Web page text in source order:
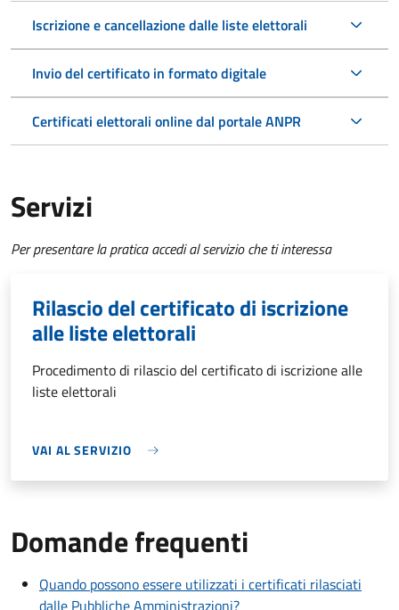
Iscrizione e cancellazione dalle liste elettorali
Invio del certificato in formato digitale
Certificati elettorali online dal portale ANPR
Servizi
Per presentare la pratica accedi al servizio che ti interessa
Rilascio del certificato di iscrizione
alle liste elettorali
Procedimento di rilascio del certificato di iscrizione alle
liste elettorali
VAI AL SERVIZIO
Domande frequenti
Quando possono essere utilizzati i certificati rilasciati